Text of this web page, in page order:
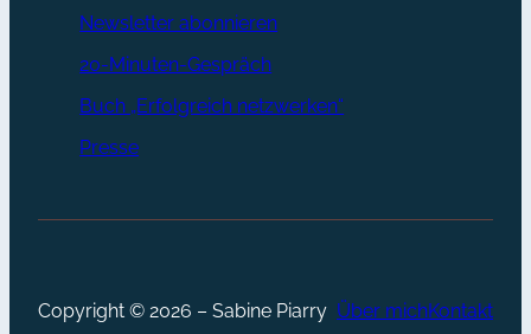
Newsletter abonnieren
20-Minuten-Gespräch
Buch „Erfolgreich netzwerken“
Presse
Copyright © 2026 – Sabine Piarry Über michKontakt